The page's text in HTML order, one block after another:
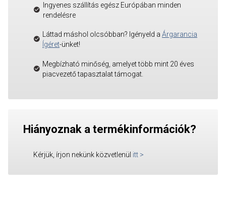
Ingyenes szállítás egész Európában minden
rendelésre
Láttad máshol olcsóbban? Igényeld a Árgarancia
Ígéret-ünket!
Megbízható minőség, amelyet több mint 20 éves
piacvezető tapasztalat támogat.
Hiányoznak a termékinformációk?
Kérjük, írjon nekünk közvetlenül itt >